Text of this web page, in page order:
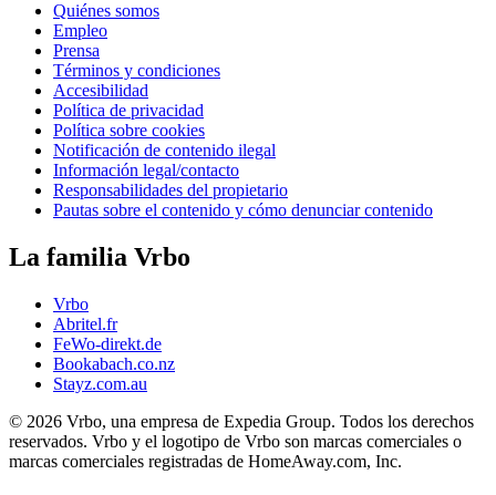
Quiénes somos
Empleo
Prensa
Términos y condiciones
Accesibilidad
Política de privacidad
Política sobre cookies
Notificación de contenido ilegal
Información legal/contacto
Responsabilidades del propietario
Pautas sobre el contenido y cómo denunciar contenido
La familia Vrbo
Vrbo
Abritel.fr
FeWo-direkt.de
Bookabach.co.nz
Stayz.com.au
© 2026 Vrbo, una empresa de Expedia Group. Todos los derechos
reservados. Vrbo y el logotipo de Vrbo son marcas comerciales o
marcas comerciales registradas de HomeAway.com, Inc.